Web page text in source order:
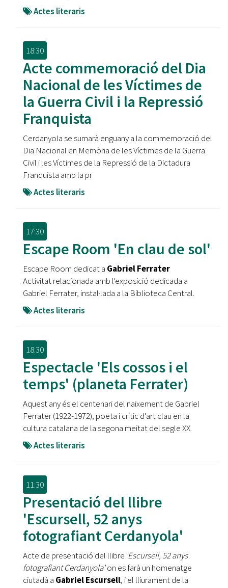
Actes literaris
18:30
Acte commemoració del Dia
Nacional de les Víctimes de
la Guerra Civil i la Repressió
Franquista
Cerdanyola se sumarà enguany a la commemoració del
Dia Nacional en Memòria de les Víctimes de la Guerra
Civil i les Víctimes de la Repressió de la Dictadura
Franquista amb la pr
Actes literaris
17:30
Escape Room 'En clau de sol'
Escape Room dedicat a Gabriel Ferrater
Activitat relacionada amb l'exposició dedicada a
Gabriel Ferrater, instal·lada a la Biblioteca Central.
Actes literaris
18:30
Espectacle 'Els cossos i el
temps' (planeta Ferrater)
Aquest any és el centenari del naixement de Gabriel
Ferrater (1922-1972), poeta i crític d'art clau en la
cultura catalana de la segona meitat del segle XX.
Actes literaris
11:30
Presentació del llibre
'Escursell, 52 anys
fotografiant Cerdanyola'
Acte de presentació del llibre 'Escursell, 52 anys
fotografiant Cerdanyola'on es farà un homenatge
ciutadà a Gabriel Escursell, i el lliurament de la